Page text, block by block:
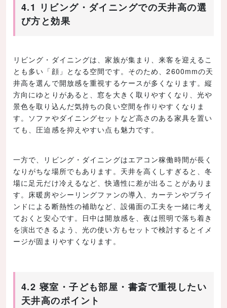
4.1 リビング・ダイニングでの天井高の選
び方と効果
リビング・ダイニングは、家族が集まり、来客を迎えるこ
とも多い「顔」となる空間です。そのため、2600mmの天
井高を選んで開放感を重視するケースが多くなります。縦
方向にゆとりがあると、窓を大きく取りやすくなり、光や
景色を取り込んだ気持ちの良い空間を作りやすくなりま
す。ソファやダイニングセットなど高さのある家具を置い
ても、圧迫感を抑えやすい点も魅力です。
一方で、リビング・ダイニングはエアコン稼働時間が長く
なりがちな場所でもあります。天井を高くしすぎると、冬
場に足元だけ冷えるなど、快適性に差が出ることがありま
す。床暖房やシーリングファンの導入、カーテンやブライ
ンドによる断熱性の補助など、設備面の工夫を一緒に考え
ておくと安心です。日中は開放感を、夜は照明で落ち着き
を演出できるよう、光の使い方もセットで検討するとイメ
ージが固まりやすくなります。
4.2 寝室・子ども部屋・書斎で重視したい
天井高のポイント